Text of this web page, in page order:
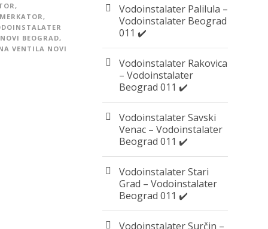
,
,
BEOGRAD,
VENTILA NOVI
Vodoinstalater Palilula –
Vodoinstalater Beograd
011 ✔️
Vodoinstalater Rakovica
– Vodoinstalater
Beograd 011 ✔️
Vodoinstalater Savski
Venac – Vodoinstalater
Beograd 011 ✔️
Vodoinstalater Stari
Grad – Vodoinstalater
Beograd 011 ✔️
Vodoinstalater Surčin –